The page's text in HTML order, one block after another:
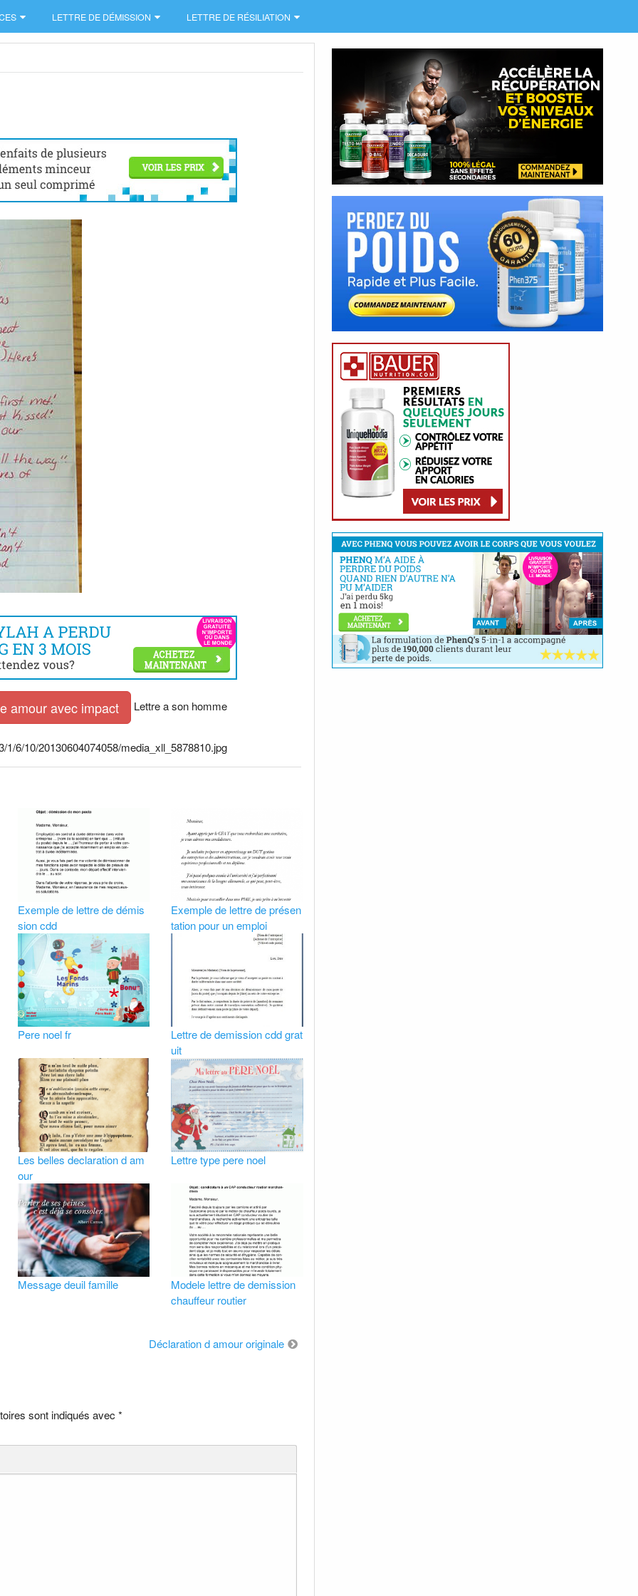
LETTRE DE DÉMISSION LETTRE DE RÉSILIATION
amour avec impact Lettre a son homme
6/10/20130604074058/media_xll_5878810.jpg
Exemple de lettre de démis
sion cdd
Exemple de lettre de présen
tation pour un emploi
Pere noel fr
Lettre de demission cdd grat
uit
Les belles declaration d am
our
Lettre type pere noel
Message deuil famille
Modele lettre de demission
chauffeur routier
Déclaration d amour originale
sont indiqués avec *